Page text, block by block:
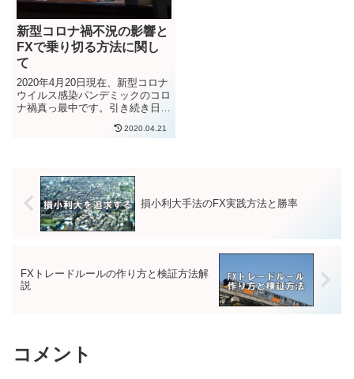
新型コロナ禍不況の影響と
FXで乗り切る方法に関し
て
2020年4月20日現在、新型コロナ
ウイルス感染パンデミックのコロ
ナ禍真っ最中です。引き続き日本
急の外出を控える状況継続中。み
2020.04.21
損小利大手法のFX実践方法と勝率
FXトレードルールの作り方と検証方法解
説
コメント